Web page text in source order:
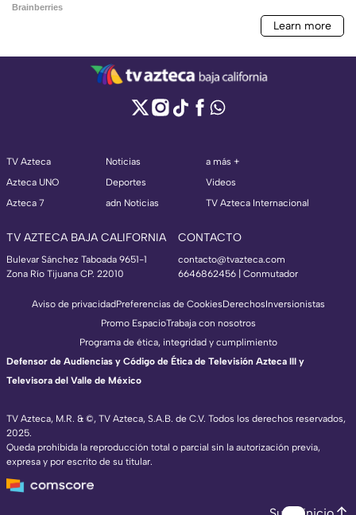
TV Azteca
Azteca UNO
Azteca 7
Noticias
Deportes
adn Noticias
a más +
Videos
TV Azteca Internacional
TV AZTECA BAJA CALIFORNIA
Bulevar Sánchez Taboada 9651-1
Zona Río Tijuana CP. 22010
CONTACTO
contacto@tvazteca.com
6646862456 | Conmutador
TV Azteca, M.R. & ©, TV Azteca, S.A.B. de C.V. Todos los derechos reservados,
2025.
Queda prohibida la reproducción total o parcial sin la autorización previa,
expresa y por escrito de su titular.
Aviso de privacidadPreferencias de CookiesDerechosInversionistas
Promo EspacioTrabaja con nosotros
Programa de ética, integridad y cumplimiento
Defensor de Audiencias y Código de Ética de Televisión Azteca III y
Televisora del Valle de México